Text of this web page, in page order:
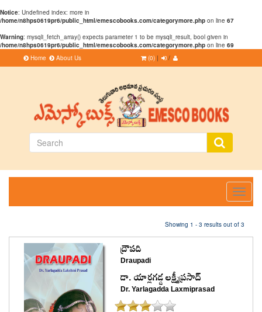
Notice: Undefined index: more in
/home/n8hps0619pr6/public_html/emescobooks.com/categorymore.php on line 67
Warning: mysqli_fetch_array() expects parameter 1 to be mysqli_result, bool given in
/home/n8hps0619pr6/public_html/emescobooks.com/categorymore.php on line 69
Home
About Us (0) | /
Toggle
Showing 1 - 3 results out of 3
ద్రౌపది
Draupadi
డా. యార్లగడ్డ లక్ష్మీప్రసాద్
Dr. Yarlagadda Laxmiprasad